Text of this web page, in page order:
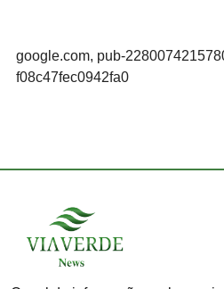
google.com, pub-
f08c47fec0942fa0